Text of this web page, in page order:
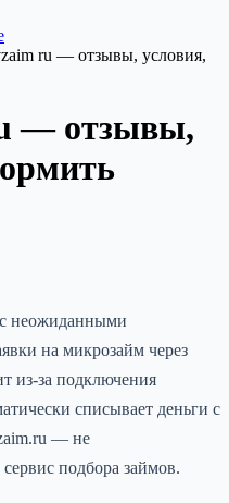
ru — отзывы, условия,
— отзывы,
неожиданными
на микрозайм через
из-за подключения
списывает деньги с
— не
подбора займов.